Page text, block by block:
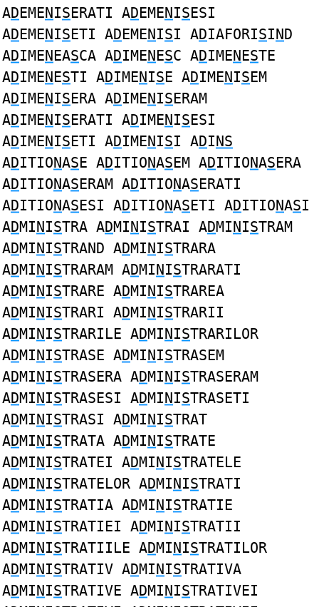
ADEMENISERATI ADEMENISESI
ADEMENISETI ADEMENISI ADIAFORISIND
ADIMENEASCA ADIMENESC ADIMENESTE
ADIMENESTI ADIMENISE ADIMENISEM
ADIMENISERA ADIMENISERAM
ADIMENISERATI ADIMENISESI
ADIMENISETI ADIMENISI ADINS
ADITIONASE ADITIONASEM ADITIONASERA
ADITIONASERAM ADITIONASERATI
ADITIONASESI ADITIONASETI ADITIONASI
ADMINISTRA ADMINISTRAI ADMINISTRAM
ADMINISTRAND ADMINISTRARA
ADMINISTRARAM ADMINISTRARATI
ADMINISTRARE ADMINISTRAREA
ADMINISTRARI ADMINISTRARII
ADMINISTRARILE ADMINISTRARILOR
ADMINISTRASE ADMINISTRASEM
ADMINISTRASERA ADMINISTRASERAM
ADMINISTRASESI ADMINISTRASETI
ADMINISTRASI ADMINISTRAT
ADMINISTRATA ADMINISTRATE
ADMINISTRATEI ADMINISTRATELE
ADMINISTRATELOR ADMINISTRATI
ADMINISTRATIA ADMINISTRATIE
ADMINISTRATIEI ADMINISTRATII
ADMINISTRATIILE ADMINISTRATILOR
ADMINISTRATIV ADMINISTRATIVA
ADMINISTRATIVE ADMINISTRATIVEI